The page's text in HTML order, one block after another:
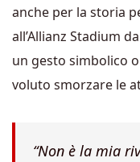
anche per la storia
all’Allianz Stadium
un gesto simbolico
voluto smorzare le
“Non è la mia